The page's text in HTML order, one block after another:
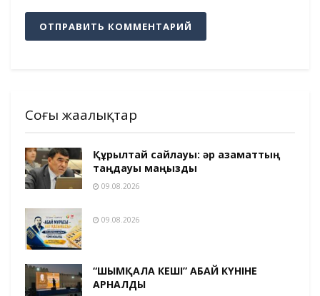
Соңғы жаңалықтар
Құрылтай сайлауы: әр азаматтың
таңдауы маңызды
09.08.2026
09.08.2026
“ШЫМҚАЛА КЕШІ” АБАЙ КҮНІНЕ
АРНАЛДЫ